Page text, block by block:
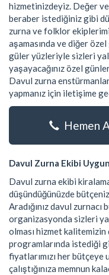
hizmetinizdeyiz. Değer
beraber istediğiniz gibi
zurna ve folklor
aşamasında ve diğer
güler yüzleriyle sizleri
yaşayacağınız özel
Davul zurna
yapmanız için iletişime
Hemen
Davul Zurna Ekibi
Davul zurna ekibi
düşündüğünüzde
Aradığınız davul
organizasyonda sizleri
olması hizmet
programlarında istediği
fiyatlarımızı her
çalıştığınıza memnun